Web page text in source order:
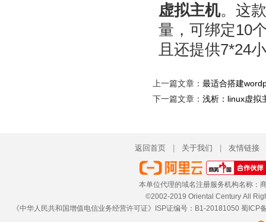
虚拟主机。这
量，可绑定10
且还提供7*24
上一篇文章： 最适合搭建
下一篇文章： 浅析：linux虚拟
返回首页 关于我们 友情链接
本单位代理的域名注册服务机构名称：
©2002-2019 Oriental Century All
《中华人民共和国增值电信业务经营许可证》ISP证编号：B1-20181050 蜀ICP